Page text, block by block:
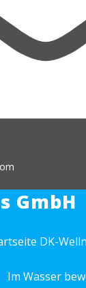
GmbH
DK-
Im Wasser